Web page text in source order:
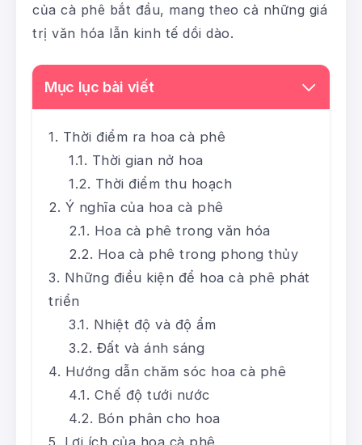
của cà phê bắt đầu, mang theo cả những giá
trị văn hóa lẫn kinh tế dồi dào.
Mục lục bài viết
Thời điểm ra hoa cà phê
Thời gian nở hoa
Thời điểm thu hoạch
Ý nghĩa của hoa cà phê
Hoa cà phê trong văn hóa
Hoa cà phê trong phong thủy
Những điều kiện để hoa cà phê phát
triển
Nhiệt độ và độ ẩm
Đất và ánh sáng
Hướng dẫn chăm sóc hoa cà phê
Chế độ tưới nước
Bón phân cho hoa
Lợi ích của hoa cà phê